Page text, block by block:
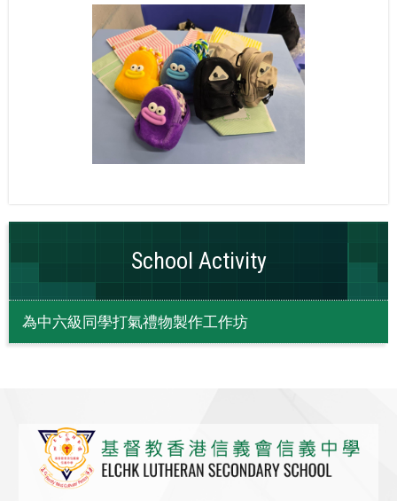
School Activity
為中六級同學打氣禮物製作工作坊